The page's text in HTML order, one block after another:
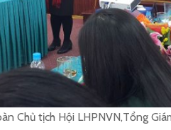
Chủ tịch Hội LHPNVN,Tổng